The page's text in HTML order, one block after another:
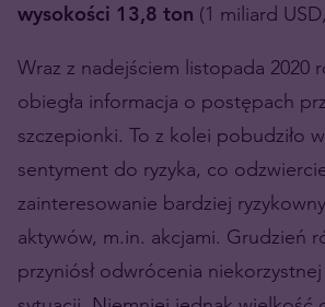
wysokości 13,8 ton (1 miliard
Wraz z nadejściem listopada 2020
obiegła informacja o postępach
szczepionki. To z kolei pobudziło
sentyment do ryzyka, co
zainteresowanie bardziej
aktywów, m.in. akcjami. Grudzień
przyniósł odwrócenia